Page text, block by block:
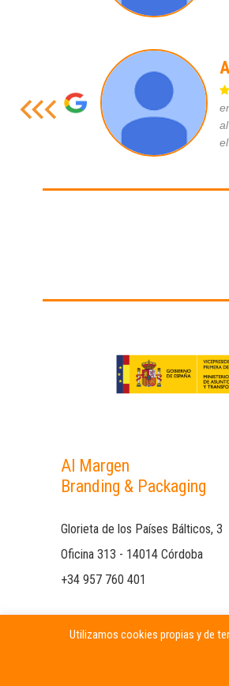
Al Margen
Branding & Packaging
Glorieta de los Países Bálticos, 3
Oficina 313 - 14014 Córdoba
+34 957 760 401
Utilizamos cookies propias y de